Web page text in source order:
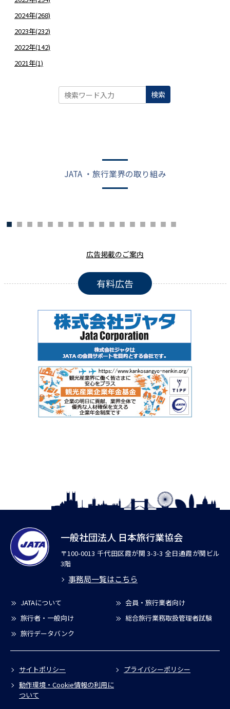
2024年(268)
2023年(232)
2022年(142)
2021年(1)
検索
JATA ・旅行業界の取り組み
広告掲載のご案内
有料広告
一般社団法人 日本旅行業協会
〒100-0013 千代田区霞が関 3-3-3 全日通霞が関ビル
3階
事務局一覧はこちら
JATAについて
会員・旅行業者向け
旅行者・一般向け
総合旅行業務取扱管理者試験
旅行データバンク
サイトポリシー
プライバシーポリシー
動作環境・Cookie情報の利用に
ついて